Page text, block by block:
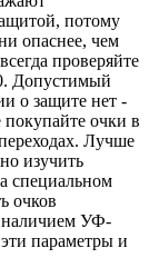
потому
опаснее, чем
проверяйте
Допустимый
о защите нет -
покупайте очки в
Лучше
изучить
специальном
очков
наличием УФ-
параметры и